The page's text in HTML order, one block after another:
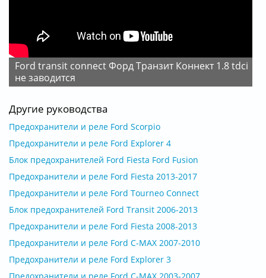
ford transit connect Форд Транзит Коннект 1.8 tdci
не заводится
Другие руководства
Предохранители и реле Ford Scorpio
Предохранители и реле Ford Explorer 4
Блок предохранителей Ford Fiesta Ford Fusion
Предохранители и реле Ford Fiesta 2013-2017
Предохранители и реле Ford Tourneo Connect
Блок предохранителей Ford Transit 2006-2013
Предохранители и реле Ford Fiesta 2008-2013
Предохранители и реле Ford C-MAX 2007-2010
Предохранители и реле Ford Explorer 3